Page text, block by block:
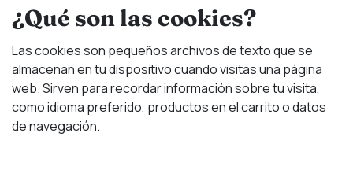
¿Qué son las cookies?
Las cookies son pequeños archivos de texto que se
almacenan en tu dispositivo cuando visitas una página
web. Sirven para recordar información sobre tu visita,
como idioma preferido, productos en el carrito o datos
de navegación.